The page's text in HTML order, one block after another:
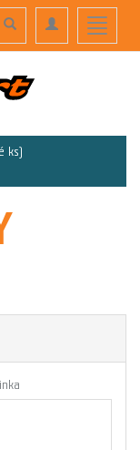
Toggle
Toggle
navigation
Toggle
search
ks)